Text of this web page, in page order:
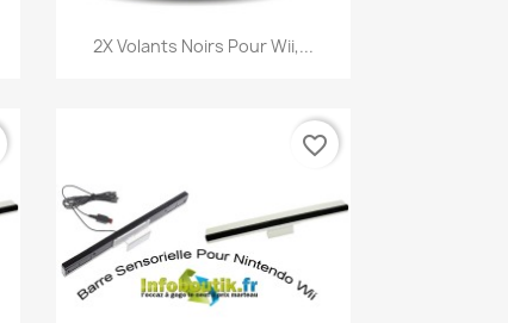
Aperçu rapide
2X Volants Noirs Pour Wii,...
favorite_border